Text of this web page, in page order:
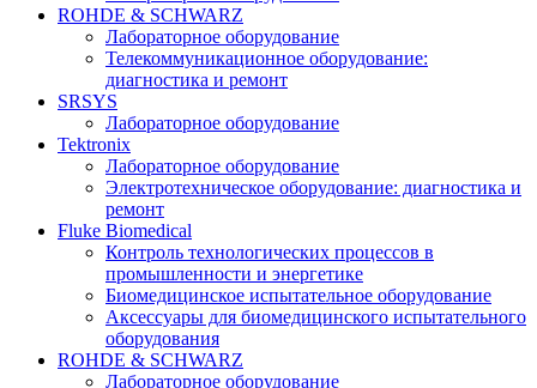
ROHDE & SCHWARZ
Лабораторное оборудование
Телекоммуникационное оборудование:
диагностика и ремонт
SRSYS
Лабораторное оборудование
Tektronix
Лабораторное оборудование
Электротехническое оборудование: диагностика и
ремонт
Fluke Biomedical
Контроль технологических процессов в
промышленности и энергетике
Биомедицинское испытательное оборудование
Аксессуары для биомедицинского испытательного
оборудования
ROHDE & SCHWARZ
Лабораторное оборудование